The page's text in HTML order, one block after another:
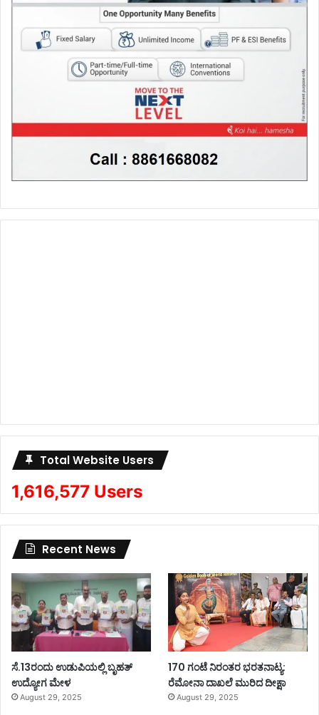
Total Website Users
1,616,577 Users
Recent News
ಸೆ.13ರಂದು ಉಡುಪಿಯಲ್ಲಿ ಬೃಹತ್
ಉದ್ಯೋಗ ಮೇಳ
August 29, 2025
170 ಗಂಟೆ ನಿರಂತರ ಭರತನಾಟ್ಯ:
ರೆಮೋನಾ ದಾಖಲೆ ಮುರಿದ ದೀಕ್ಷಾ
August 29, 2025